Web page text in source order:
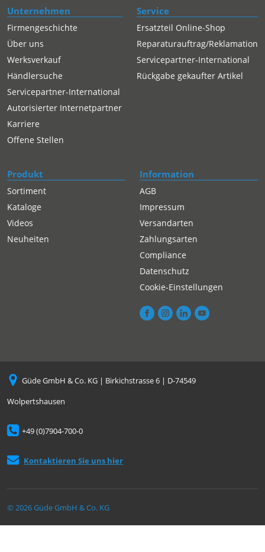
Unternehmen
Firmengeschichte
Über uns
Werksverkauf
Händlersuche
Servicepartner-International
Autorisierter Internetpartner
Karriere
Offene Stellen
Service
Ersatzteil Online-Shop
Reparaturauftrag/Reklamation
Servicepartner-International
Rückgabe gekaufter Artikel
Produkt
Sortiment
Kataloge
Videos
Neuheiten
Information
AGB
Impressum
Versandarten
Zahlungsarten
Compliance
Datenschutz
Cookie-Einstellungen
Güde GmbH & Co. KG | Birkichstrasse 6 | D-74549
Wolpertshausen
+49 (0)7904-700-0
Kontaktieren Sie uns hier
© 2026 Güde GmbH & Co. KG